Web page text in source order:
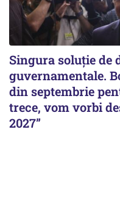
Singura soluție de
guvernamentale.
din septembrie
trece, vom vorbi
2027”